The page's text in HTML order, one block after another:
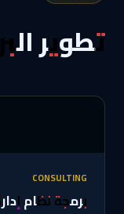
تطوير
CONSULTING
برمجة نظام